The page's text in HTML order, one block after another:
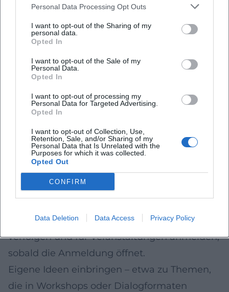
Personal Data Processing Opt Outs
I want to opt-out of the Sharing of my
personal data.
Opted In
I want to opt-out of the Sale of my
Personal Data.
Opted In
I want to opt-out of processing my
Personal Data for Targeted Advertising.
Opted In
I want to opt-out of Collection, Use,
Retention, Sale, and/or Sharing of my
Personal Data that Is Unrelated with the
Purposes for which it was collected.
Opted Out
CONFIRM
Data Deletion Data Access Privacy Policy
Idee über Förderung bis zur Kommunikation.
Flexible Räume und Infrastruktur – von
Museen und Schulen bis zum öffentlichen
Raum und mobilen Angeboten.
Sichtbarkeit und Wertschätzung – durch
Berichterstattung.
an erfolgreichen Bausteinen anknüpfen.
Netzwerke – Kooperationen zwischen Kultur,
Bildung, Sozialem und Sport für
multiperspektivische Zugänge.
Programmhinweise der lokalen Träger
verfolgen und für Veranstaltungen anmelden,
sobald die Anmeldung öffnet.
Eigene Ideen einbringen – etwa zu Themen,
die in Workshops oder Dialogformaten